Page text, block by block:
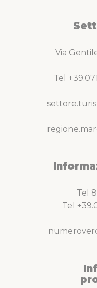
Via
Tel
Tel
Tel